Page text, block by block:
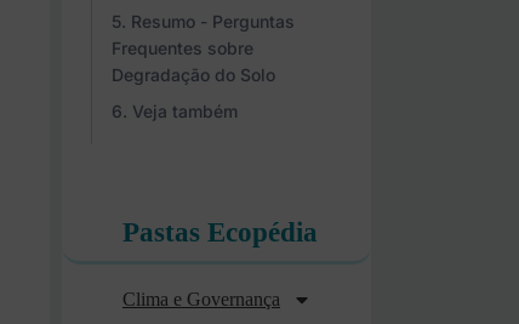
Resumo - Perguntas
Frequentes sobre
Degradação do Solo
Veja também
Pastas Ecopédia
Clima e Governança